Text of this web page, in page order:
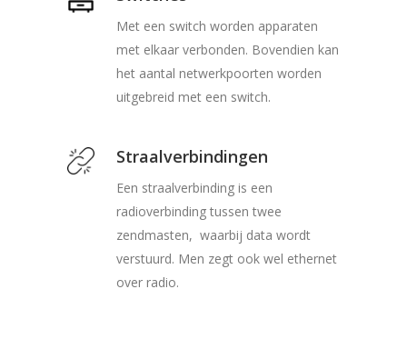
Met een switch worden apparaten
met elkaar verbonden. Bovendien kan
het aantal netwerkpoorten worden
uitgebreid met een switch.
Straalverbindingen
Een straalverbinding is een
radioverbinding tussen twee
zendmasten, waarbij data wordt
verstuurd. Men zegt ook wel ethernet
over radio.